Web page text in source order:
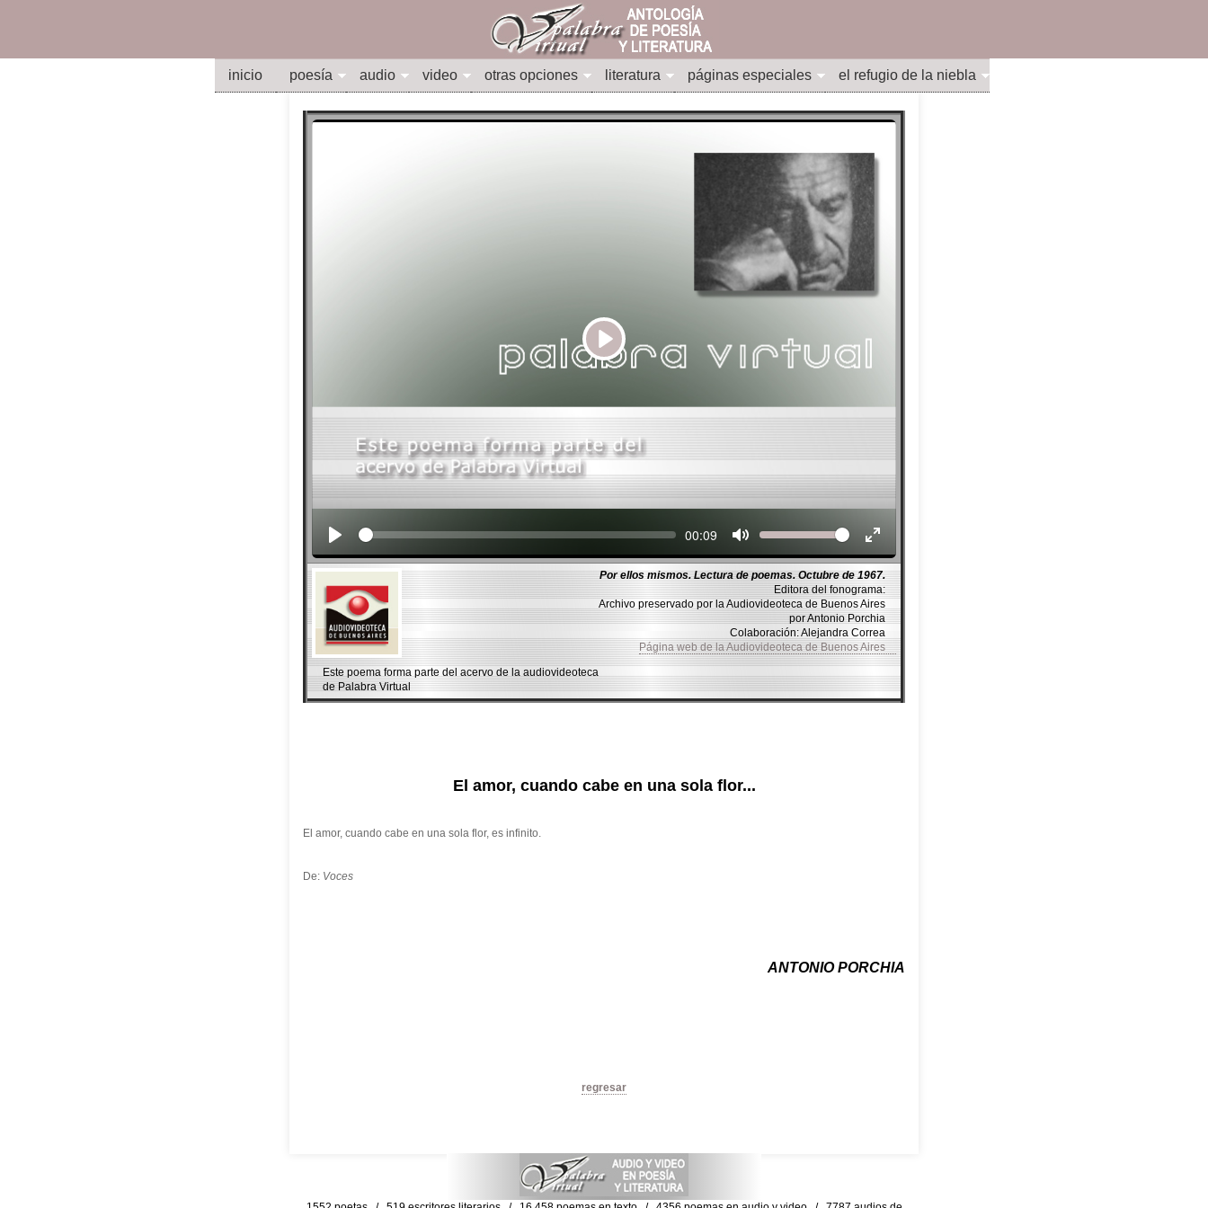
inicio poesía audio video otras opciones literatura páginas especiales el refugio de la niebla
Play
Seek Current
00:09 Volume
Por ellos mismos. Lectura de poemas. Octubre de 1967.
Editora del fonograma:
Archivo preservado por la Audiovideoteca de Buenos Aires
por Antonio Porchia
Colaboración: Alejandra Correa
Página web de la Audiovideoteca de Buenos Aires
Este poema forma parte del acervo de la audiovideoteca
de Palabra Virtual
El amor, cuando cabe en una sola flor...
El amor, cuando cabe en una sola flor, es infinito.
De: Voces
ANTONIO PORCHIA
regresar